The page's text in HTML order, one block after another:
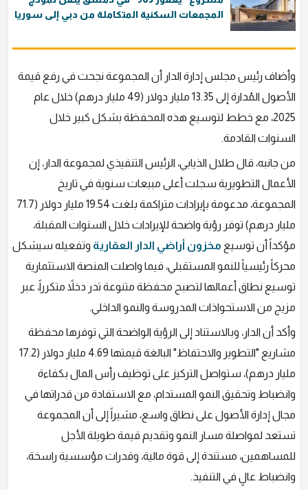
المجمعات السكنية المتكاملة من دبي إلى سوريا
وأضاف رئيس مجلس إدارة الدار أن المجموعة نجحت في رفع قيمة
الأصول المُدارة إلى 13.35 مليار دولار (49 مليار درهم) خلال عام
2025، مع خطط لتوسيع هذه المحفظة بشكل كبير خلال
السنوات القادمة.
من جانبه، قال طلال الذيابي، الرئيس التنفيذي لمجموعة الدار، إن
الأعمال التطويرية سجلت أعلى مبيعات سنوية في تاريخ
المجموعة، مدعومة بإيرادات متراكمة بلغت 19.54 مليار دولار (71.7
مليار درهم) توفر رؤية واضحة للإيرادات خلال السنوات المقبلة،
مؤكداً أن توسيع مخزون أراضي الدار العقارية وتفعيله سيشكل
محركاً رئيسياً للنمو المستقبلي، فيما واصلت المنصة الاستثمارية
توسيع نطاق أعمالها لتصبح محفظة متنوعة تدر دخلاً متكرراً، عبر
مزيج من الاستحواذات المدروسة والنمو الداخلي.
وأكد أن الدار، وبالاستناد إلى الرؤية الواضحة التي توفرها محفظة
مشاريع "التطوير والاحتفاظ" البالغة قيمتها 4.69 مليار دولار (17.2
مليار درهم)، ستواصل التركيز على توظيف رأس المال بكفاءة
وانضباط وتحقيق النمو المستدام، مع الاستفادة من قدراتها في
مجال إدارة الأصول على نطاق واسع، مشيراً إلى أن المجموعة
تستعد لمواصلة مسار النمو وتقديم قيمة طويلة الأجل
للمساهمين، مستندة إلى قوة مالية، وقدرات مؤسسية راسخة،
وانضباط عالٍ في التنفيذ.